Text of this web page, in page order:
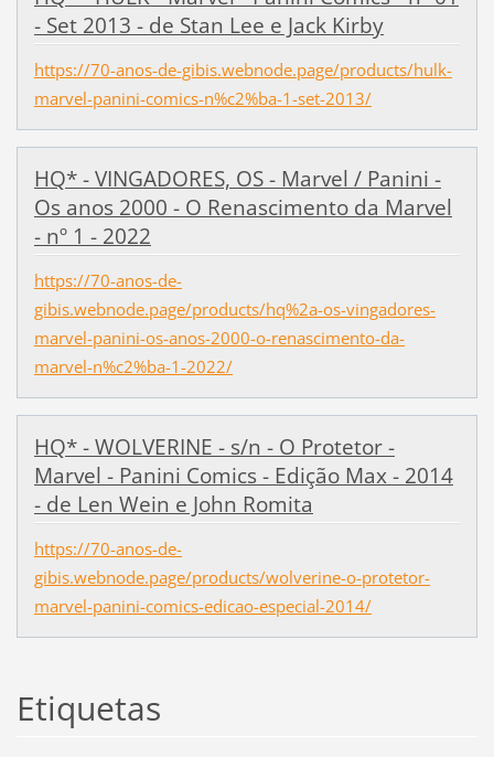
- Set 2013 - de Stan Lee e Jack Kirby
https://70-anos-de-gibis.webnode.page/products/hulk-
marvel-panini-comics-n%c2%ba-1-set-2013/
HQ* - VINGADORES, OS - Marvel / Panini -
Os anos 2000 - O Renascimento da Marvel
- nº 1 - 2022
https://70-anos-de-
gibis.webnode.page/products/hq%2a-os-vingadores-
marvel-panini-os-anos-2000-o-renascimento-da-
marvel-n%c2%ba-1-2022/
HQ* - WOLVERINE - s/n - O Protetor -
Marvel - Panini Comics - Edição Max - 2014
- de Len Wein e John Romita
https://70-anos-de-
gibis.webnode.page/products/wolverine-o-protetor-
marvel-panini-comics-edicao-especial-2014/
Etiquetas